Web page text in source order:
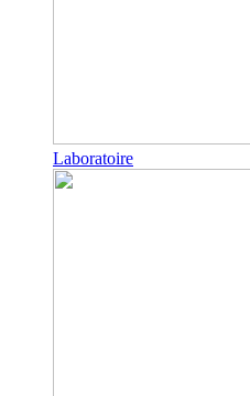
Laboratoire